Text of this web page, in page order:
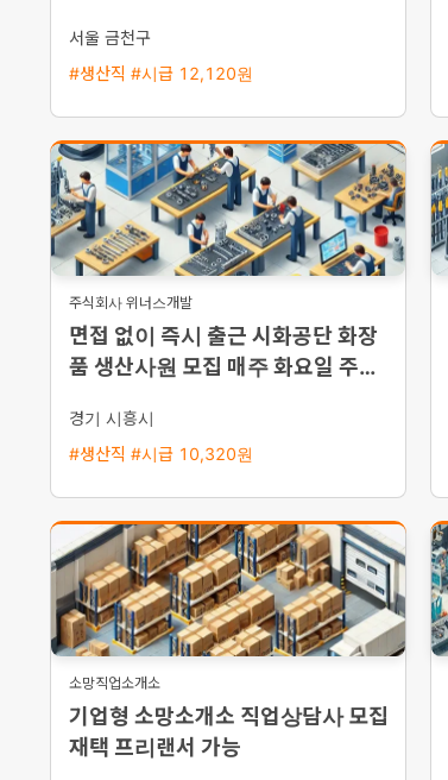
서울 금천구
#생산직 #시급 12,120원
주식회사 위너스개발
면접 없이 즉시 출근 시화공단 화장
품 생산사원 모집 매주 화요일 주급
경기 시흥시
#생산직 #시급 10,320원
소망직업소개소
기업형 소망소개소 직업상담사 모집
재택 프리랜서 가능